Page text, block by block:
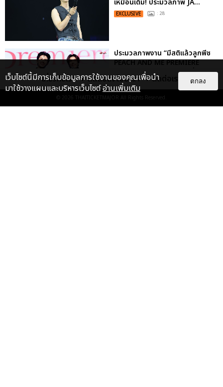
EXCLUSIVE : 28
ประมวลภาพงาน “มีสติแล้วลูกพีช
PEACH AND ME PREMIERE
NIGHT” ปอนด์-ภูวินทร์ คลั่งรัก
หวา...
EXCLUSIVE
เกี่ยวกับเรา ติดต่อลงโฆษณา ติดต่อเรา
© 2026 THAITICKETMAJOR All Rights Reserved.
เว็บไซต์นี้มีการเก็บข้อมูลการใช้งานของคุณเพื่อนำ
มาใช้วางแผนและบริหารเว็บไซต์อ่านเพิ่มเติม
ตกลง